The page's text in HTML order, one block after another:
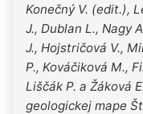
Konečný V. (edit.),
J., Dublan L., Nagy
J., Hojstričová V.,
P., Kováčiková M.,
Liščák P. a Žáková
geologickej mape